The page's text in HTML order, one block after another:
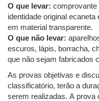
O que levar: comprovante
identidade original
em material transparente.
O que não levar:
escuros, lápis, borracha,
que não sejam fabricados
As provas objetivas e
classificatório, terão a
serem realizadas. A prova